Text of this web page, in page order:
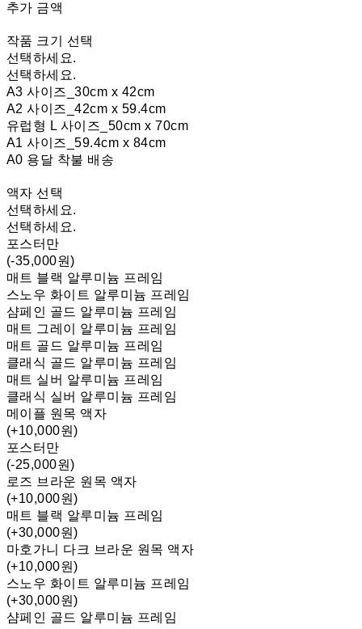
추가 금액
작품 크기 선택
선택하세요.
선택하세요.
A3 사이즈_30cm x 42cm
A2 사이즈_42cm x 59.4cm
유럽형 L 사이즈_50cm x 70cm
A1 사이즈_59.4cm x 84cm
A0 용달 착불 배송
액자 선택
선택하세요.
선택하세요.
포스터만
(-35,000원)
매트 블랙 알루미늄 프레임
스노우 화이트 알루미늄 프레임
샴페인 골드 알루미늄 프레임
매트 그레이 알루미늄 프레임
매트 골드 알루미늄 프레임
클래식 골드 알루미늄 프레임
매트 실버 알루미늄 프레임
클래식 실버 알루미늄 프레임
메이플 원목 액자
(+10,000원)
포스터만
(-25,000원)
로즈 브라운 원목 액자
(+10,000원)
매트 블랙 알루미늄 프레임
(+30,000원)
마호가니 다크 브라운 원목 액자
(+10,000원)
스노우 화이트 알루미늄 프레임
(+30,000원)
샴페인 골드 알루미늄 프레임